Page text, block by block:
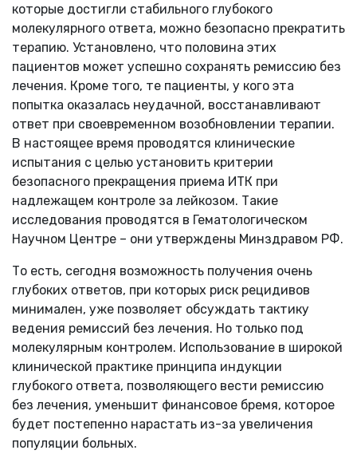
которые достигли стабильного глубокого
молекулярного ответа, можно безопасно прекратить
терапию. Установлено, что половина этих
пациентов может успешно сохранять ремиссию без
лечения. Кроме того, те пациенты, у кого эта
попытка оказалась неудачной, восстанавливают
ответ при своевременном возобновлении терапии.
В настоящее время проводятся клинические
испытания с целью установить критерии
безопасного прекращения приема ИТК при
надлежащем контроле за лейкозом. Такие
исследования проводятся в Гематологическом
Научном Центре – они утверждены Минздравом РФ.
То есть, сегодня возможность получения очень
глубоких ответов, при которых риск рецидивов
минимален, уже позволяет обсуждать тактику
ведения ремиссий без лечения. Но только под
молекулярным контролем. Использование в широкой
клинической практике принципа индукции
глубокого ответа, позволяющего вести ремиссию
без лечения, уменьшит финансовое бремя, которое
будет постепенно нарастать из-за увеличения
популяции больных.